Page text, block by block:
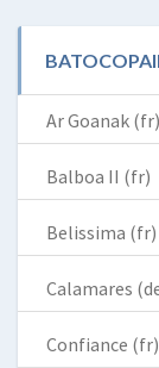
Ar Goanak (fr)
Balboa II (fr)
Belissima (fr)
Calamares
Confiance (fr)